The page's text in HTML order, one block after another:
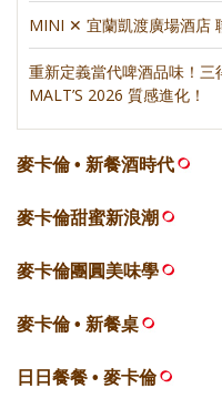
MINI ✕ 宜蘭凱渡廣場酒店
重新定義當代啤酒品味！
MALT’S 2026 質感進化！
麥卡倫 • 新餐酒時代
麥卡倫甜蜜新浪潮
麥卡倫團圓美味學
麥卡倫 • 新餐桌
日日餐餐 • 麥卡倫